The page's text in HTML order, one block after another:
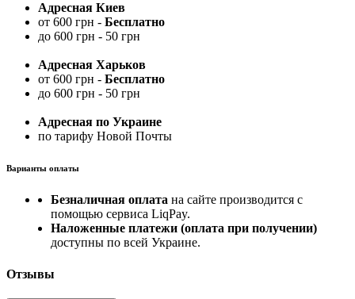
Адресная Киев
от 600 грн - Бесплатно
до 600 грн - 50 грн
Адресная Харьков
от 600 грн - Бесплатно
до 600 грн - 50 грн
Адресная по Украине
по тарифу Новой Почты
Варианты оплаты
Безналичная оплата на сайте производится с
помощью сервиса LiqPay.
Наложенные платежи (оплата при получении)
доступны по всей Украине.
Отзывы